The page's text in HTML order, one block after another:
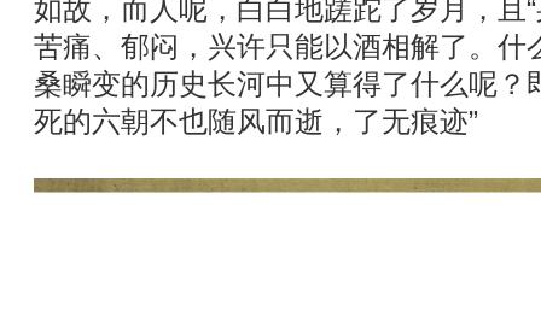
如故，而人呢，白白地蹉跎了岁月，且“
苦痛、郁闷，兴许只能以酒相解了。什
桑瞬变的历史长河中又算得了什么呢？
死的六朝不也随风而逝，了无痕迹”